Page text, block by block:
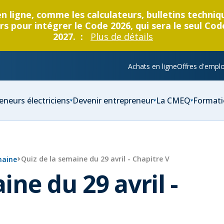
comme les calculateurs, bulletins
pour intégrer le Code 2026, qui sera le seul
2027. :
Plus de détails
Achats en ligneOffres
électriciens Devenir entrepreneur La CMEQ
Quiz de la semaine du 29 avril - Chapitre V
du 29 avril -